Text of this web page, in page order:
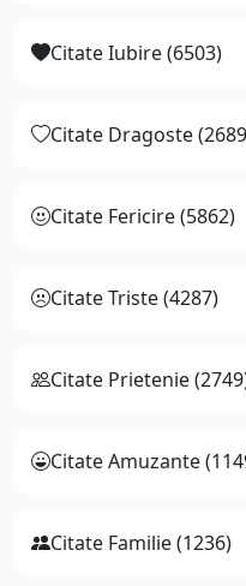
Citate Iubire (6503)
Citate Dragoste
Citate Fericire (5862)
Citate Triste (4287)
Citate Prietenie
Citate Amuzante
Citate Familie (1236)